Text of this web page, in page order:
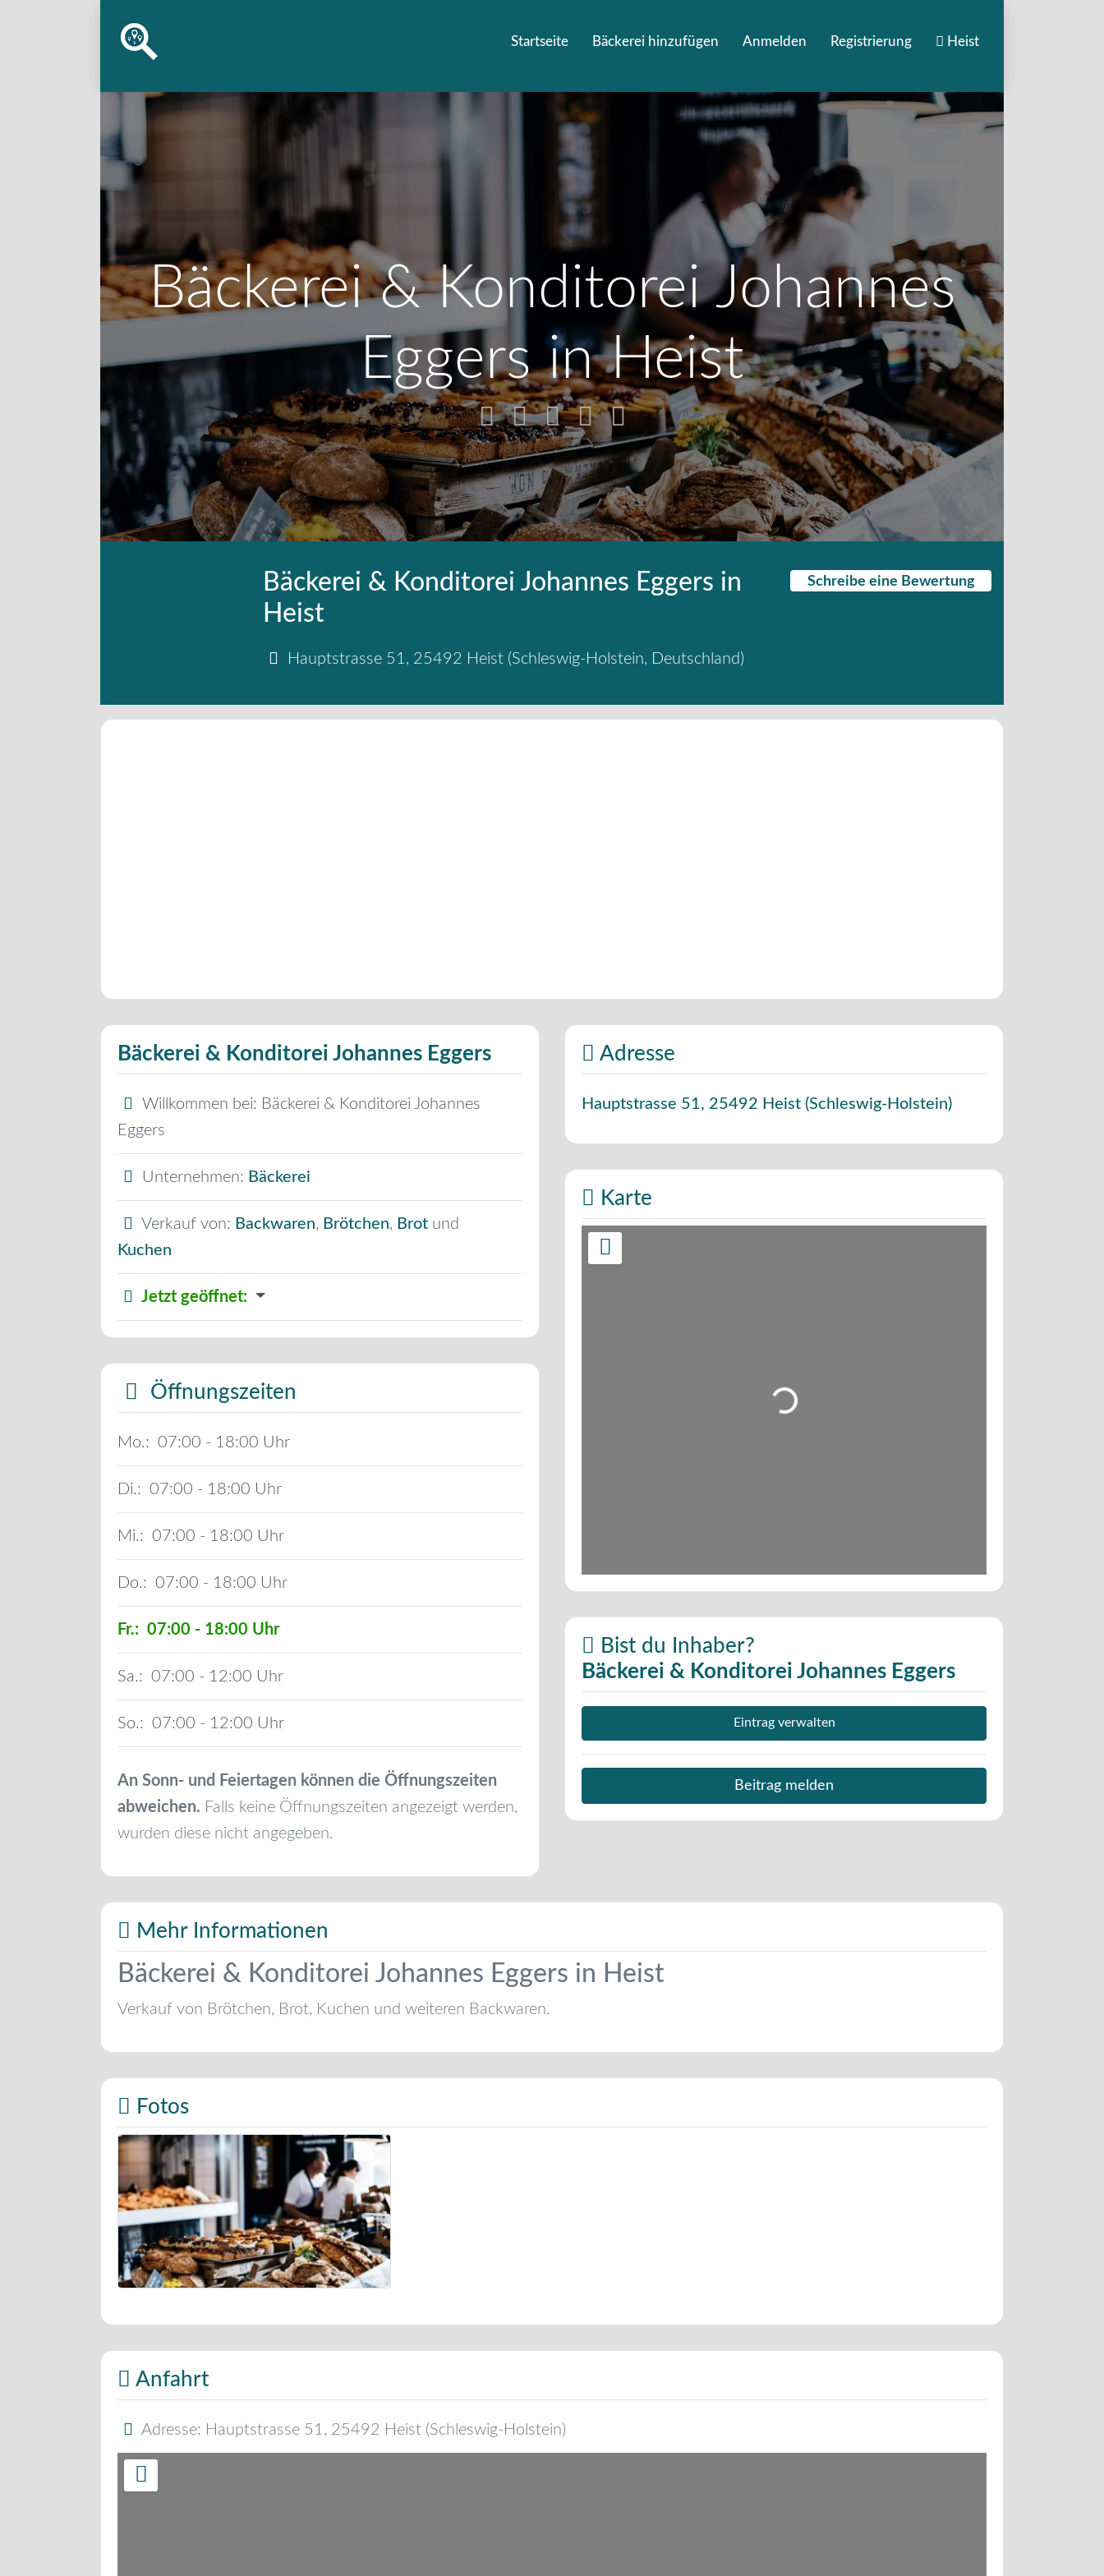
Startseite Bäckerei hinzufügen Anmelden Registrierung Heist
Bäckerei & Konditorei Johannes
Eggers in Heist
Bäckerei & Konditorei Johannes Eggers in
Heist
Hauptstrasse 51, 25492 Heist (Schleswig-Holstein, Deutschland)
Schreibe eine Bewertung
Bäckerei & Konditorei Johannes Eggers
Willkommen bei: Bäckerei & Konditorei Johannes
Eggers
Unternehmen: Bäckerei
Verkauf von: Backwaren, Brötchen, Brot und
Kuchen
Jetzt geöffnet:
Öffnungszeiten
Mo.: 07:00 - 18:00
Di.: 07:00 - 18:00
Mi.: 07:00 - 18:00
Do.: 07:00 - 18:00
Fr.: 07:00 - 18:00
Sa.: 07:00 - 12:00
So.: 07:00 - 12:00
An Sonn- und Feiertagen können die Öffnungszeiten
abweichen. Falls keine Öffnungszeiten angezeigt werden,
wurden diese nicht angegeben.
Adresse
Hauptstrasse 51, 25492 Heist (Schleswig-Holstein)
Karte
Wird geladen …
Bist du Inhaber?
Bäckerei & Konditorei Johannes Eggers
Eintrag verwalten
Beitrag melden
Mehr Informationen
Bäckerei & Konditorei Johannes Eggers in Heist
Verkauf von Brötchen, Brot, Kuchen und weiteren Backwaren.
Fotos
Bäckerei Musterbild
Anfahrt
Adresse: Hauptstrasse 51, 25492 Heist (Schleswig-Holstein)